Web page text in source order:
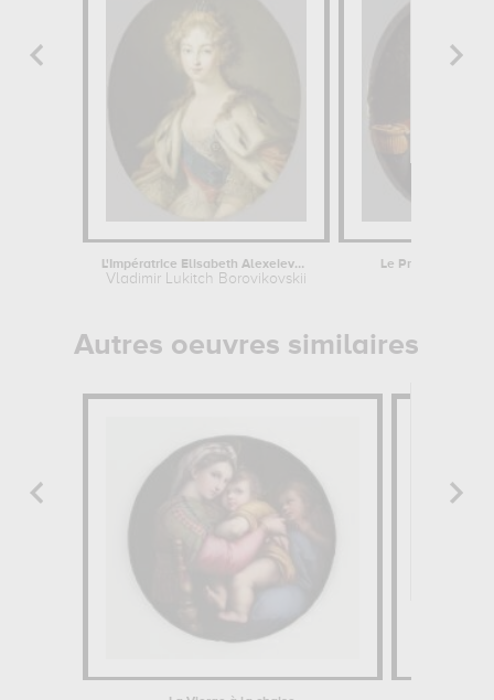
L'Impératrice Elisabeth Alexeievna,...
Vladimir Lukitch Borovikovskii
Le Prince impérial
Autres oeuvres similaires